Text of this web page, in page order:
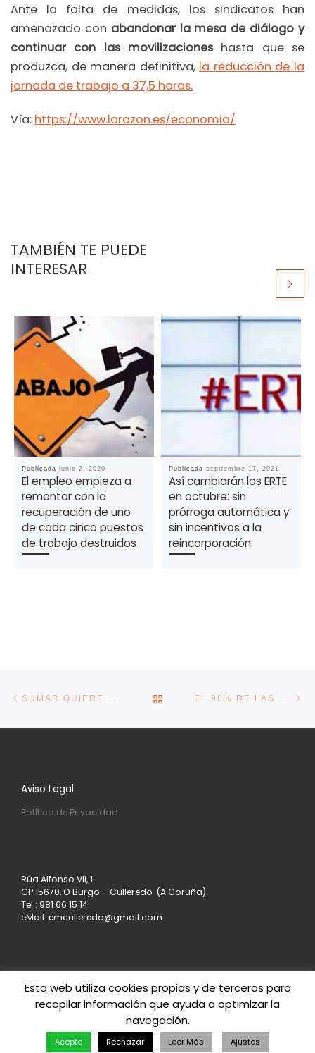
Ante la falta de medidas, los sindicatos han
amenazado con abandonar la mesa de diálogo y
continuar con las movilizaciones hasta que se
produzca, de manera definitiva, la reducción de la
jornada de trabajo a 37,5 horas.
Vía: https://www.larazon.es/economia/
TAMBIÉN TE PUEDE
INTERESAR
Publicada junio 2, 2020
El empleo empieza a
remontar con la
recuperación de uno
de cada cinco puestos
de trabajo destruidos
Publicada septiembre 17, 2021
Así cambiarán los ERTE
en octubre: sin
prórroga automática y
sin incentivos a la
reincorporación
VOLVER A LA LISTA DE
Aviso Legal
Política de Privacidad
Rúa Alfonso VII, 1.
CP 15670, O Burgo – Culleredo (A Coruña)
Tel.: 981 66 15 14
eMail: emculleredo@gmail.com
© 2026Asociación de Empresarios de Culleredo
Todos los derechos reservados
Creado con – Diseñado con el Tema Customizr
Esta web utiliza cookies propias y de terceros para
recopilar información que ayuda a optimizar la
navegación.
Acepto Rechazar Leer Más Ajustes